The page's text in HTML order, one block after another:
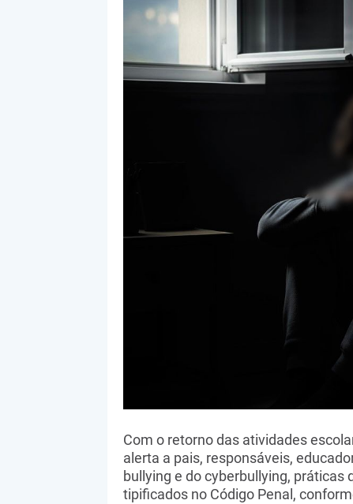
Com o retorno das atividades
alerta a pais, responsáveis,
bullying e do cyberbullying, práticas
tipificados no Código Penal,